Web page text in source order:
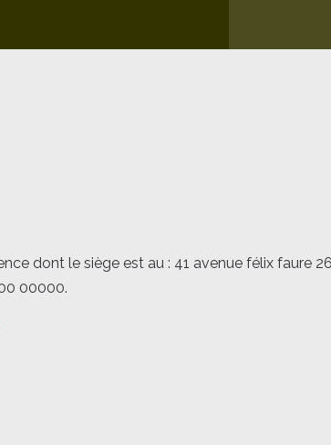
dont le siège est au : 41 avenue félix faure
00000.